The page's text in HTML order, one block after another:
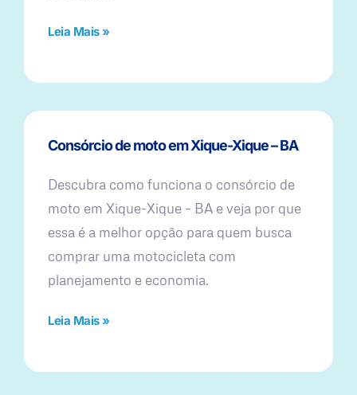
Leia Mais »
Consórcio de moto em Xique-Xique – BA
Descubra como funciona o consórcio de
moto em Xique-Xique – BA e veja por que
essa é a melhor opção para quem busca
comprar uma motocicleta com
planejamento e economia.
Leia Mais »